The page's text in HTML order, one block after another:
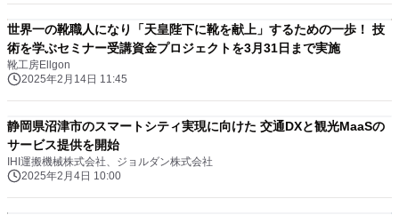
世界一の靴職人になり「天皇陛下に靴を献上」するための一歩！ 技
術を学ぶセミナー受講資金プロジェクトを3月31日まで実施
靴工房Ellgon
2025年2月14日 11:45
静岡県沼津市のスマートシティ実現に向けた 交通DXと観光MaaSの
サービス提供を開始
IHI運搬機械株式会社、ジョルダン株式会社
2025年2月4日 10:00